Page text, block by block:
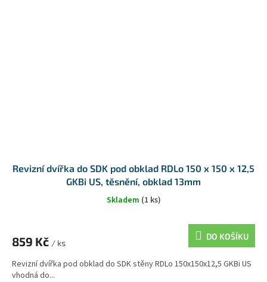
Revizní dvířka do SDK pod obklad RDLo 150 x 150 x 12,5
GKBi US, těsnění, obklad 13mm
Skladem (1 ks)
859 Kč / ks
DO KOŠÍKU
Revizní dvířka pod obklad do SDK stěny RDLo 150x150x12,5 GKBi US
vhodná do...